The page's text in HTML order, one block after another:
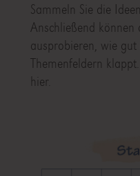
Sammeln Sie die
Anschließend können
ausprobieren, wie
Themenfeldern
hier.